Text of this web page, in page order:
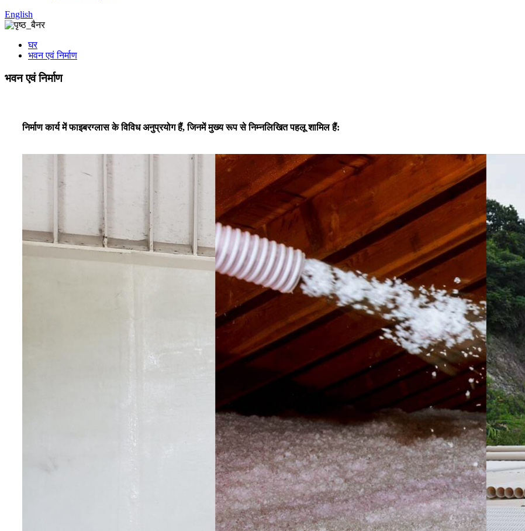
English
घर
भवन एवं निर्माण
भवन एवं निर्माण
निर्माण कार्य में फाइबरग्लास के विविध अनुप्रयोग हैं, जिनमें मुख्य रूप से निम्नलिखित पहलू शामिल हैं: